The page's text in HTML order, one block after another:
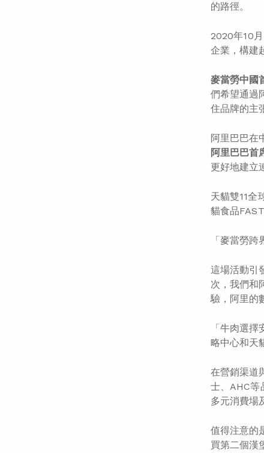
的路徑。
2020年10
企業，構建
麥當勞中國
們希望通過
住品牌的主
阿里巴巴在
阿里巴巴首
更好地建立
天貓雙11全
貓食品
「麥當勞
這場活動引
次，我們和
驗，阿里的
「牛肉選
略中心和天
在營銷渠道
士、AHC等
多元消費場
值得注意的
買第二個漢